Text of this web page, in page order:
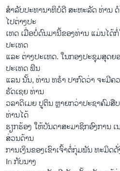
ລາຍງານ
ຕິດຕາມພວກເຮົາ ທີ່
ພາສາຕ່າງໆ
ສຳລັບປະທານາທິບໍດີ ສະຫະລັດ ທ່ານ
ໄປຕ່າງປະ
ເທດ ເມື່ອບໍ່ດົນມານີ້ຂອງທ່ານ ແມ່ນໄດ້
ປະເທດ
ແລະ ຕ່າງປະເທດ. ໃນກອງປະຊຸມສຸດ
ປະເທດ ຟິນ
ແລນ ນັ້ນ, ທ່ານ ທຣຳ ປາກົດວ່າ ຈະມີຄ
ຣັດເຊຍ ທ່ານ
ວລາດິເມຍ ປູຕິນ ຫຼາຍກວ່າປະຊາຄົມສື
ທ່ານໄດ້
ຮຽກຮ້ອງ ໃຫ້ບັນດາສະມາຊິກອົງການ
ສ່ວນດ້ານ
ການເງິນຂອງເຂົາເຈົ້າຕໍ່ກຸ່ມພັນ ທະມິດ
In ກັບນາງ